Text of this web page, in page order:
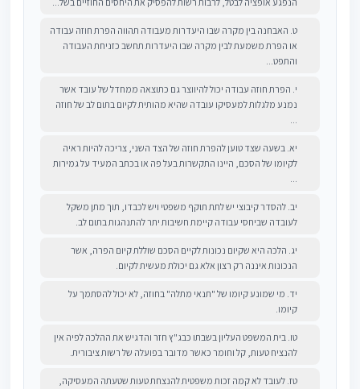
ט. האבחנה בין מקרה שבו היעדרות מעבודה תהווה הפרת חוזה עבודה
או הפרת משמעת לבין מקרה שבו היעדרות תחשב כזניחת העבודה
והתפט...
י. הפרת חוזה עבודה יכול להיווצר גם כתוצאה ממחדל של עובד אשר
נמנע מלגלות למעסיקו עובדה שהיא מהותית לקיום בתום לב של חוזה
...
יא. בשעה שצד טוען להפרת חוזה של הצד השני, צריכה להיות ראיה
לקיומו של הסכם, היינו התקשרות בעל פה או בכתב המעיד על גמירות
...
יב. להסדר קיבוצי יש לתת תוקף משפטי ויש לכבדו, תוך מתן משקל
לעובדה שביחסי עבודה קיימת חשיבות יתר להתנהגות בתום לב.
יג. הלכה היא שקיום נכונות לקיים הסכם שוללת קיום הפרה, אשר
הנכונות איננה רק רצון אלא גם יכולת מעשית לקיום.
יד. מי שמונע קיומו של "תנאי מתלה" בחוזה, לא יכול להסתמך על
קיומו.
טו. בית המשפט העליון בשבתו כבג"ץ חזר והדגיש את ההלכה לפיה אין
להנציח טעות, קל וחומר כאשר מדובר בפועלה של רשות ציבורית.
טז. לעובד לא קמה זכות משפטית להנצחת טעות שטעתה המעסיקה,